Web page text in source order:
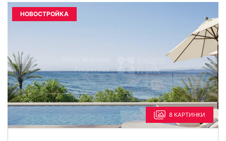
НОВОСТРОЙКА
8 КАРТИНКИ